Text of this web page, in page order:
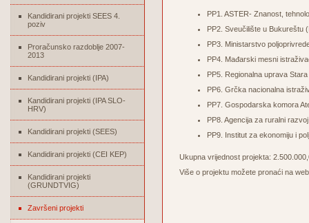
Kandidirani projekti SEES 4.
poziv
Proračunsko razdoblje 2007-
2013
Kandidirani projekti (IPA)
Kandidirani projekti (IPA SLO-
HRV)
Kandidirani projekti (SEES)
Kandidirani projekti (CEI KEP)
Kandidirani projekti
(GRUNDTVIG)
Završeni projekti
PP1. ASTER- Znanost,
PP2. Sveučilište u Bukureštu
PP3. Ministarstvo
PP4. Mađarski mesni
PP5. Regionalna uprava
PP6. Grčka nacionalna
PP7. Gospodarska komora
PP8. Agencija za ruralni
PP9. Institut za ekonomiju i
Ukupna vrijednost projekta:
Više o projektu možete pronaći na